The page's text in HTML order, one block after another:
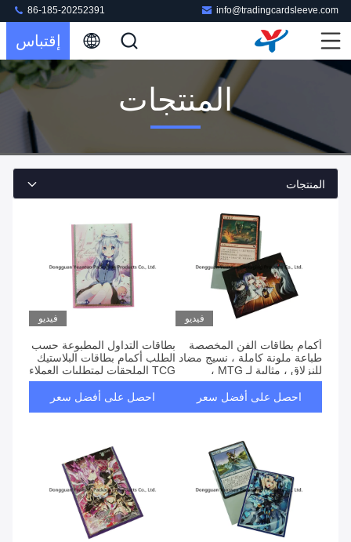
info@tradingcardsleeve.com
86-185-20252391
إقتباس
المنتجات
المنتجات
فيديو
أكمام بطاقات الفن المخصصة
طباعة ملونة كاملة ، نسيج مضاد
للنزلاق ، مثالية لـ MTG ،
بوكيمون ، يو جي أوه!
احصل على أفضل سعر
فيديو
بطاقات التداول المطبوعة حسب
الطلب أكمام بطاقات البلاستيك
TCG الملحقات لمتطلبات العملاء
احصل على أفضل سعر